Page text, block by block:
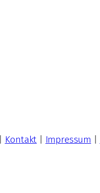
Kontakt Impressum